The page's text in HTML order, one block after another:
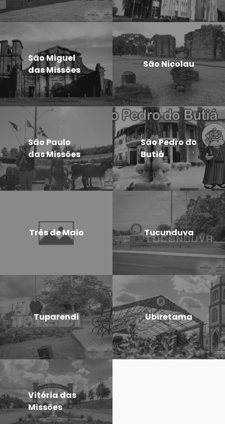
São Miguel
das Missões
São Nicolau
São Paulo
das Missões
São Pedro do
Butiá
Três de Maio Tucunduva
Tuparendi Ubiretama
Vitória das
Missões